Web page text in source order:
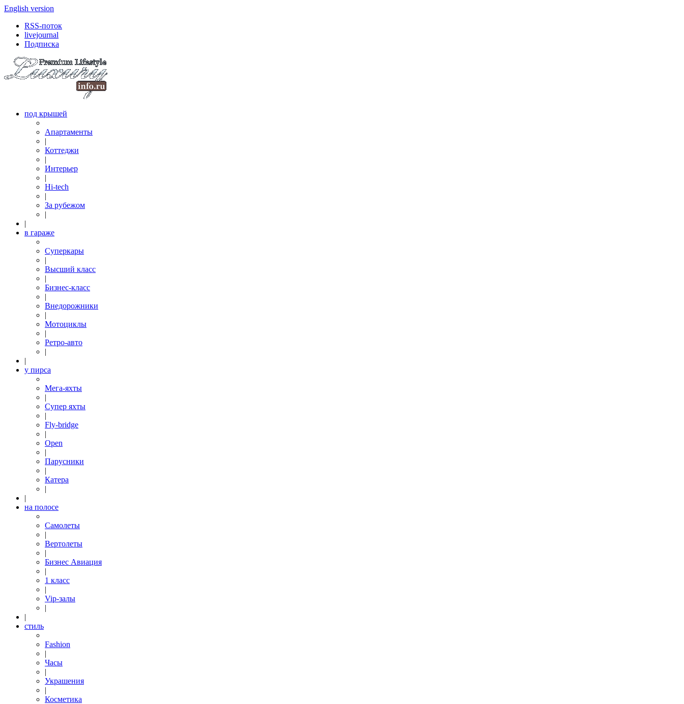
English version
RSS-поток
livejournal
Подписка
под крышей
Апартаменты
|
Коттеджи
|
Интерьер
|
Hi-tech
|
За рубежом
|
|
в гараже
Суперкары
|
Высший класс
|
Бизнес-класс
|
Внедорожники
|
Мотоциклы
|
Ретро-авто
|
|
у пирса
Мега-яхты
|
Супер яхты
|
Fly-bridge
|
Open
|
Парусники
|
Катера
|
|
на полосе
Самолеты
|
Вертолеты
|
Бизнес Авиация
|
1 класс
|
Vip-залы
|
|
стиль
Fashion
|
Часы
|
Украшения
|
Косметика